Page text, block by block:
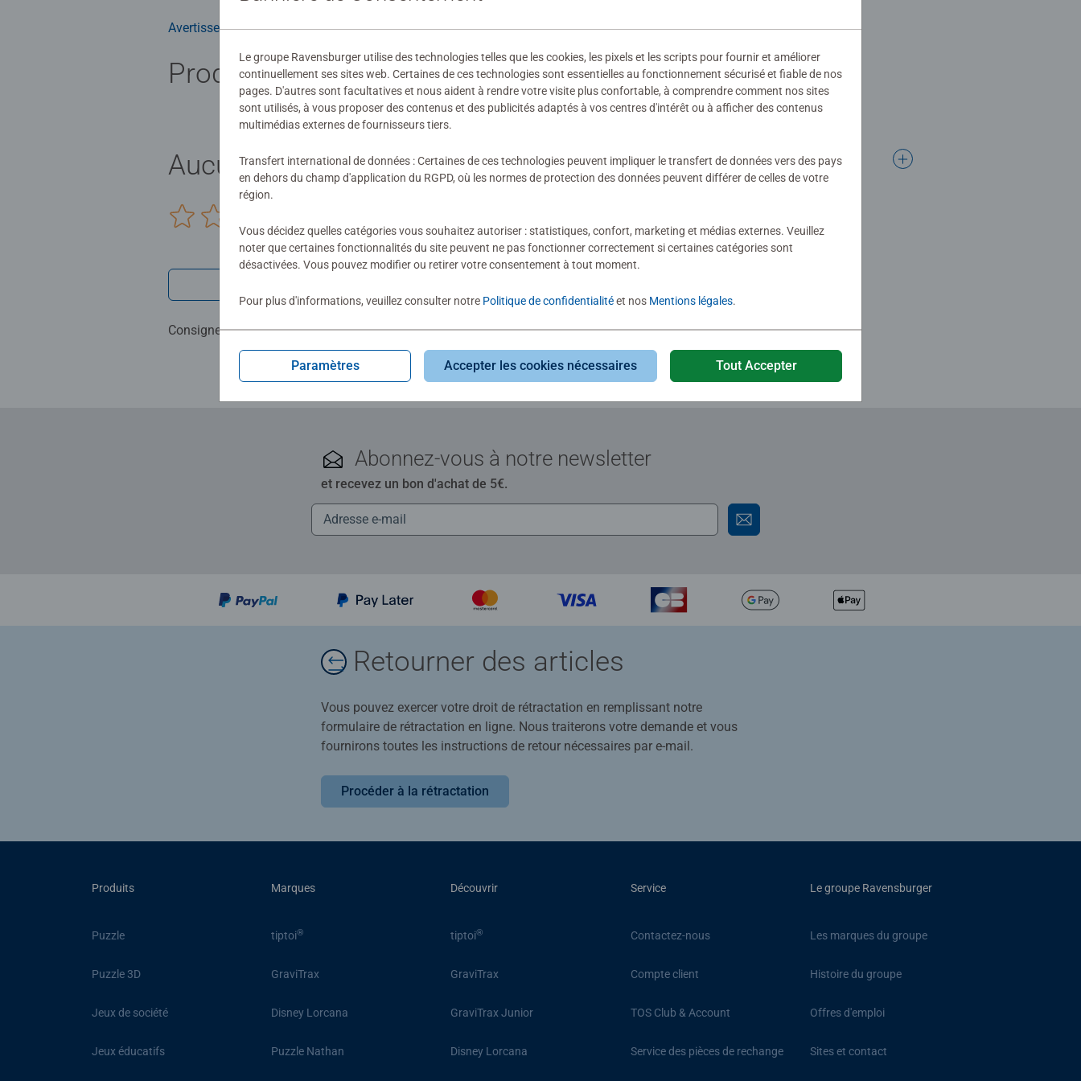
Avertissements et informations du fabricant
Produits similaires
Aucune évaluation n'a encore été soumise
Consignes d'évaluation
Abonnez-vous à notre newsletter
et recevez un bon d'achat de 5€.
Retourner des articles
Vous pouvez exercer votre droit de rétractation en remplissant notre
formulaire de rétractation en ligne. Nous traiterons votre demande et vous
fournirons toutes les instructions de retour nécessaires par e-mail.
Procéder à la rétractation
Produits
Puzzle
Puzzle 3D
Jeux de société
Jeux éducatifs
Marques
tiptoi®
GraviTrax
Disney Lorcana
Puzzle Nathan
Découvrir
tiptoi®
GraviTrax
GraviTrax Junior
Disney Lorcana
Service
Contactez-nous
Compte client
TOS Club & Account
Service des pièces de rechange
Le groupe Ravensburger
Les marques du groupe
Histoire du groupe
Offres d'emploi
Sites et contact
Le groupe Ravensburger utilise des technologies telles que les cookies, les pixels et les scripts pour fournir et améliorer
continuellement ses sites web. Certaines de ces technologies sont essentielles au fonctionnement sécurisé et fiable de nos
pages. D'autres sont facultatives et nous aident à rendre votre visite plus confortable, à comprendre comment nos sites
sont utilisés, à vous proposer des contenus et des publicités adaptés à vos centres d'intérêt ou à afficher des contenus
multimédias externes de fournisseurs tiers.
Transfert international de données : Certaines de ces technologies peuvent impliquer le transfert de données vers des pays
en dehors du champ d'application du RGPD, où les normes de protection des données peuvent différer de celles de votre
région.
Vous décidez quelles catégories vous souhaitez autoriser : statistiques, confort, marketing et médias externes. Veuillez
noter que certaines fonctionnalités du site peuvent ne pas fonctionner correctement si certaines catégories sont
désactivées. Vous pouvez modifier ou retirer votre consentement à tout moment.
Pour plus d'informations, veuillez consulter notre Politique de confidentialitéet nos Mentions légales.
Paramètres Accepter les cookies nécessaires Tout Accepter